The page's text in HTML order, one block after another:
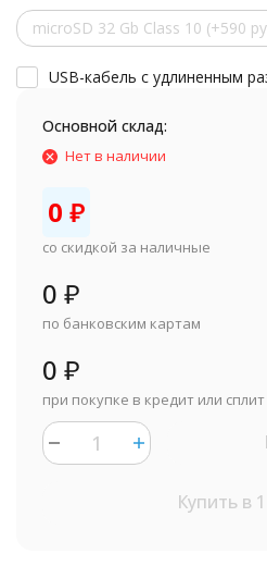
microSD 32 Gb Class 10 (+590
USB-кабель с удлиненным
Основной склад:
Нет в наличии
0 ₽
со скидкой за наличные
0 ₽
по банковским картам
0 ₽
при покупке в кредит или сплит
Купить в